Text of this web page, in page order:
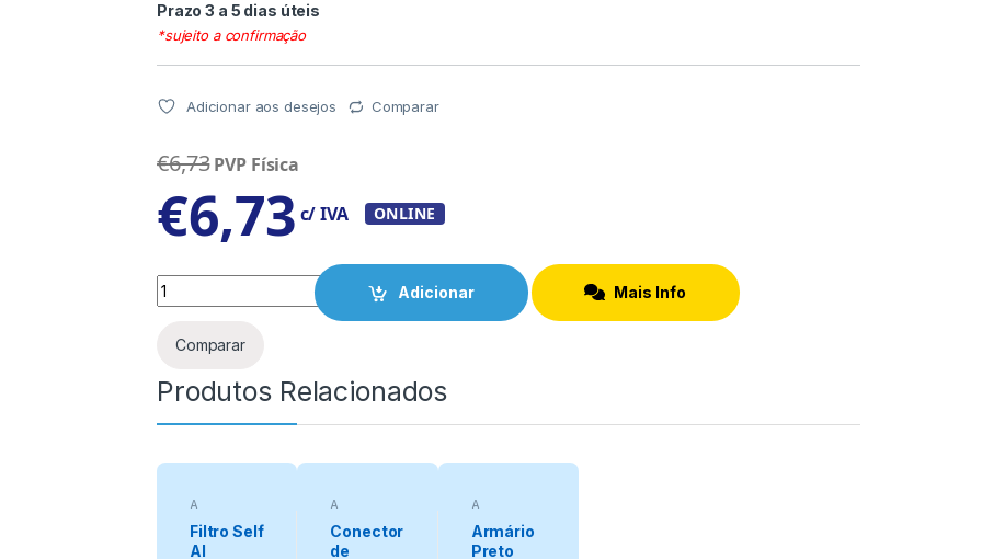
Prazo 3 a 5 dias úteis
*sujeito a confirmação
Adicionar aos desejos Comparar
€6,73 PVP Física
€6,73 c/ IVA ONLINE
Quantity
Adicionar Mais Info
Comparar
Produtos Relacionados
A
categorizar
Filtro Self
Al
A
categorizar
Conector
de
A
categorizar
Armário
Preto